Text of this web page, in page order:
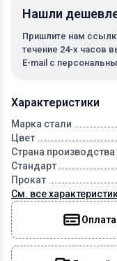
Характеристики
Марка стали
Цвет
Страна производства
Стандарт
Прокат
См. все
Нашли
Пришлите нам
течение 24-х часов
E-mail с